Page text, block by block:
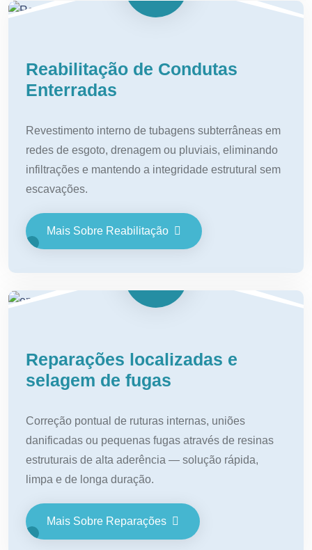
Reabilitação de Condutas
Enterradas
Revestimento interno de tubagens subterrâneas em
redes de esgoto, drenagem ou pluviais, eliminando
infiltrações e mantendo a integridade estrutural sem
escavações.
Mais Sobre Reabilitação
Reparações localizadas e
selagem de fugas
Correção pontual de ruturas internas, uniões
danificadas ou pequenas fugas através de resinas
estruturais de alta aderência — solução rápida,
limpa e de longa duração.
Mais Sobre Reparações